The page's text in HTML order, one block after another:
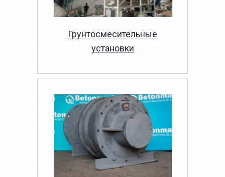
Грунтосмесительные
установки